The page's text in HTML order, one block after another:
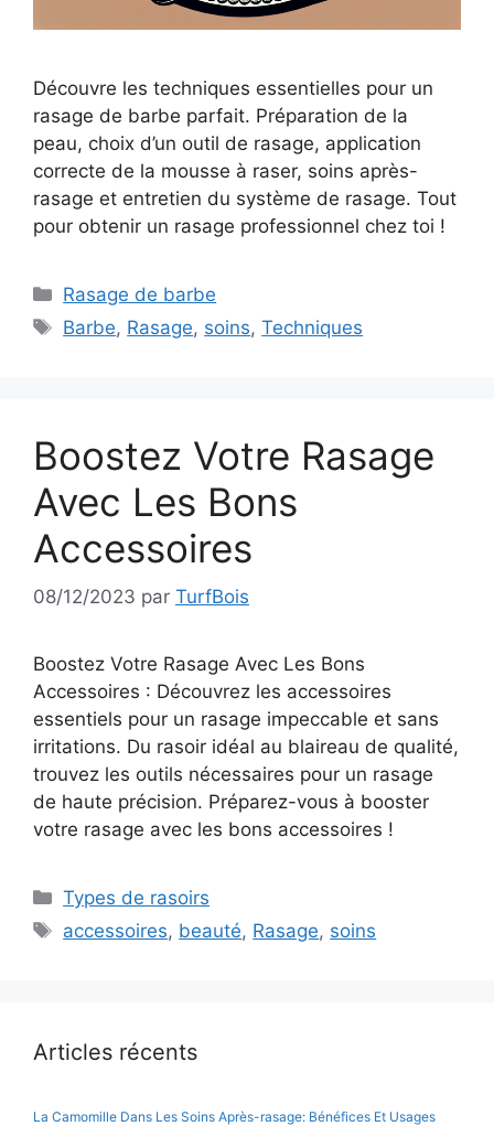
Découvre les techniques essentielles pour un
rasage de barbe parfait. Préparation de la
peau, choix d’un outil de rasage, application
correcte de la mousse à raser, soins après-
rasage et entretien du système de rasage. Tout
pour obtenir un rasage professionnel chez toi !
Catégories
Rasage de barbe
Étiquettes
Barbe, Rasage, soins,Techniques
Boostez Votre Rasage
Avec Les Bons
Accessoires
08/12/2023 par TurfBois
Boostez Votre Rasage Avec Les Bons
Accessoires : Découvrez les accessoires
essentiels pour un rasage impeccable et sans
irritations. Du rasoir idéal au blaireau de qualité,
trouvez les outils nécessaires pour un rasage
de haute précision. Préparez-vous à booster
votre rasage avec les bons accessoires !
Catégories
Types de rasoirs
Étiquettes
accessoires, beauté, Rasage, soins
Articles récents
La Camomille Dans Les Soins Après-rasage: Bénéfices Et Usages